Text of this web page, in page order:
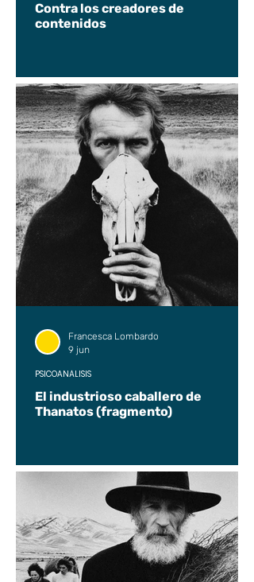
Contra los creadores de
contenidos
El industrioso caballero de
Thanatos (fragmento)
PSICOANÁLISIS
Francesca Lombardo
9 jun